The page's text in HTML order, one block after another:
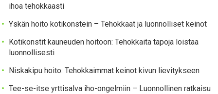
ihoa tehokkaasti
Yskän hoito kotikonstein – Tehokkaat ja luonnolliset keinot
Kotikonstit kauneuden hoitoon: Tehokkaita tapoja loistaa
luonnollisesti
Niskakipu hoito: Tehokkaimmat keinot kivun lievitykseen
Tee-se-itse yrttisalva iho-ongelmiin – Luonnollinen ratkaisu